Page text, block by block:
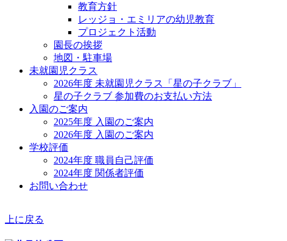
教育方針
レッジョ・エミリアの幼児教育
プロジェクト活動
園長の挨拶
地図・駐車場
未就園児クラス
2026年度 未就園児クラス「星の子クラブ」
星の子クラブ 参加費のお支払い方法
入園のご案内
2025年度 入園のご案内
2026年度 入園のご案内
学校評価
2024年度 職員自己評価
2024年度 関係者評価
お問い合わせ
上に戻る